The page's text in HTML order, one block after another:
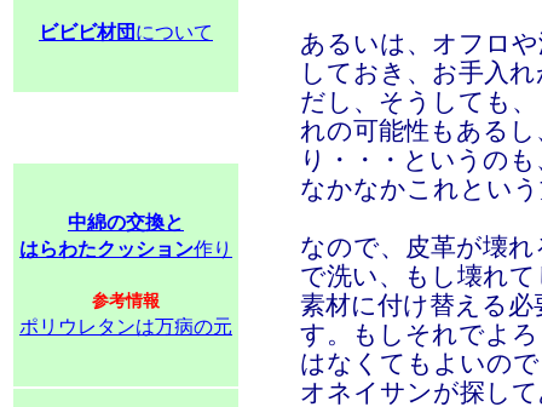
ビビビ材団 について
中綿の交換と
はらわたクッション作り
参考情報
ポリウレタンは万病の元
あるいは、オフロ
しておき、お手入
だし、そうしても
れの可能性もある
り・・・というの
なかなかこれとい
なので、皮革が壊
で洗い、もし壊れ
素材に付け替える
す。もしそれでよ
はなくてもよいの
オネイサンが探し